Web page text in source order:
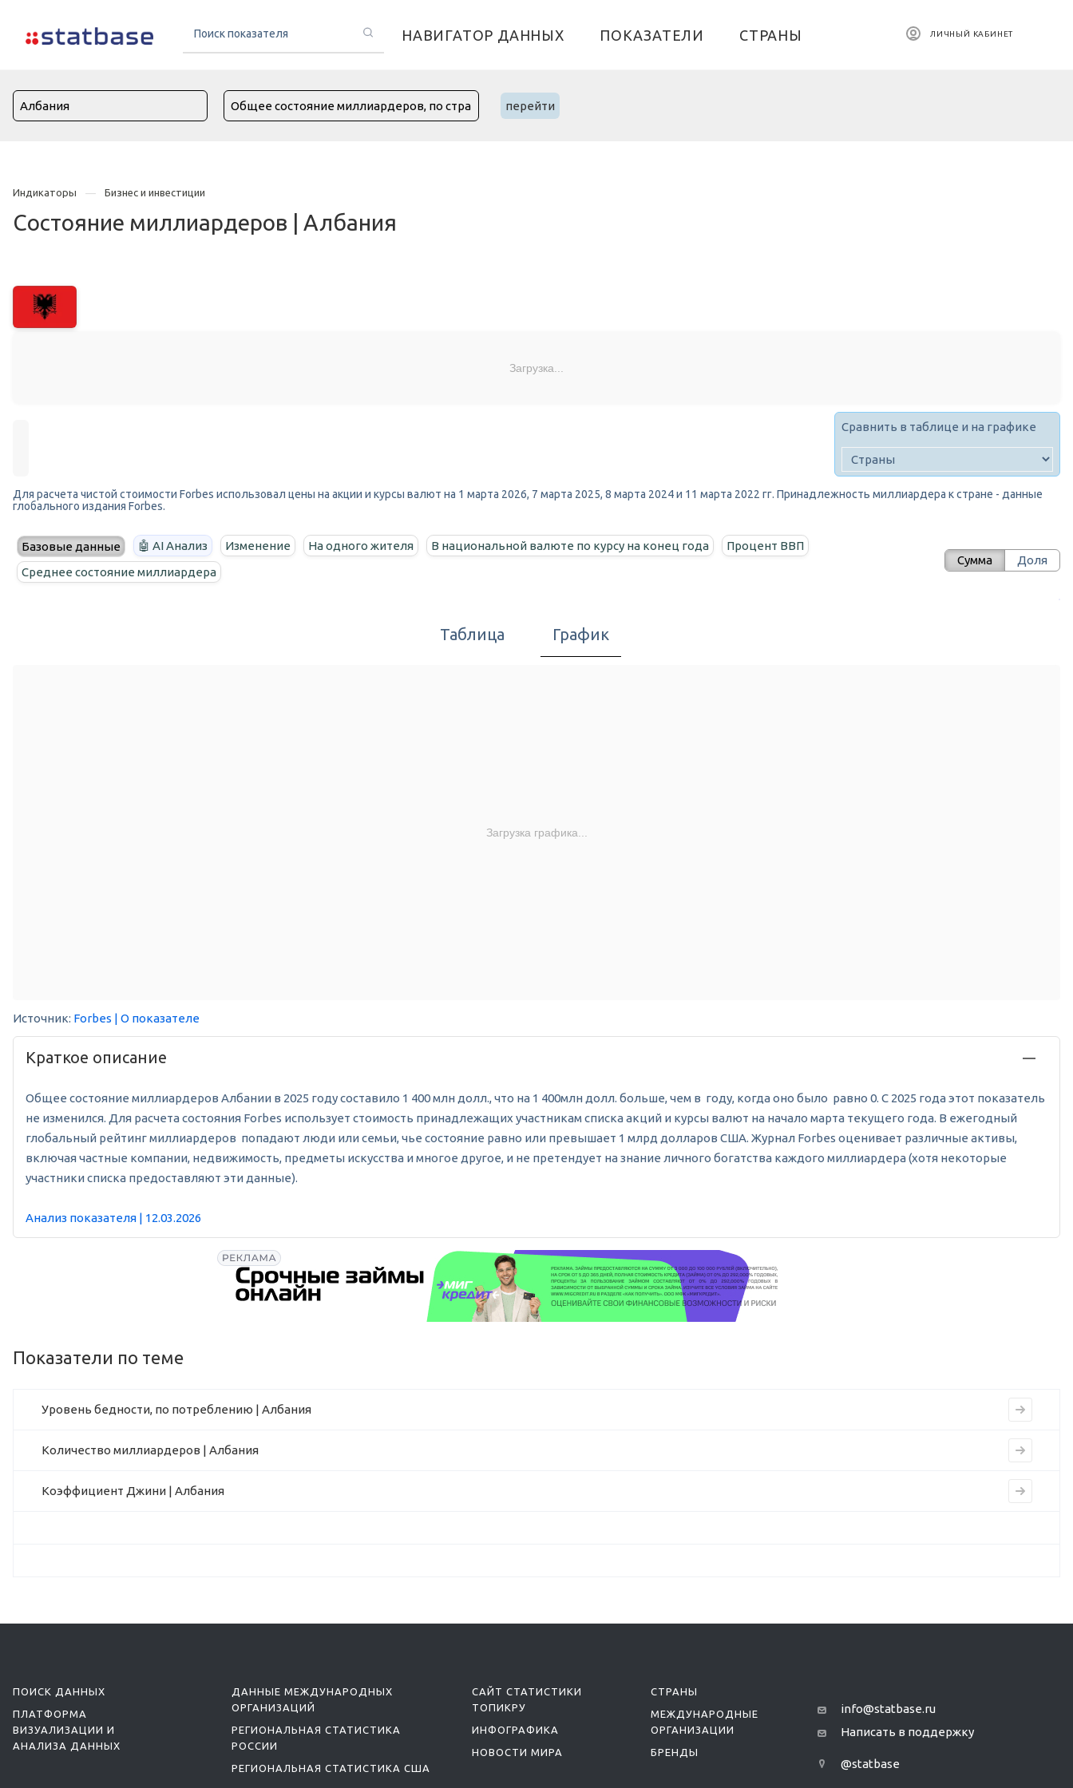
НАВИГАТОР ДАННЫХ ПОКАЗАТЕЛИ СТРАНЫ ЛИЧНЫЙ КАБИНЕТ
перейти
Индикаторы Бизнес и инвестиции
Состояние миллиардеров | Албания
Загрузка...
Сравнить в таблице и на графике
Для расчета чистой стоимости Forbes использовал цены на акции и курсы валют на 1 марта 2026, 7 марта 2025, 8 марта 2024 и 11 марта 2022 гг. Принадлежность миллиардера к стране - данные
глобального издания Forbes.
Базовые данные 🤖 AI Анализ Изменение На одного жителя В национальной валюте по курсу на конец года
Процент ВВП
Среднее состояние миллиардера
Сумма Доля
Таблица График
Загрузка графика...
Источник: Forbes | О показателе
Краткое описание
Общее состояние миллиардеров Албании в 2025 году составило 1 400 млн долл., что на 1 400млн долл. больше, чем в году, когда оно было равно 0. С 2025 года этот показатель
не изменился. Для расчета состояния Forbes использует стоимость принадлежащих участникам списка акций и курсы валют на начало марта текущего года. В ежегодный
глобальный рейтинг миллиардеров попадают люди или семьи, чье состояние равно или превышает 1 млрд долларов США. Журнал Forbes оценивает различные активы,
включая частные компании, недвижимость, предметы искусства и многое другое, и не претендует на знание личного богатства каждого миллиардера (хотя некоторые
участники списка предоставляют эти данные).
Анализ показателя | 12.03.2026
Показатели по теме
Уровень бедности, по потреблению | Албания
Количество миллиардеров | Албания
Коэффициент Джини | Албания
ПОИСК ДАННЫХ
ПЛАТФОРМА
ВИЗУАЛИЗАЦИИ И
АНАЛИЗА ДАННЫХ
ДАННЫЕ МЕЖДУНАРОДНЫХ
ОРГАНИЗАЦИЙ
РЕГИОНАЛЬНАЯ СТАТИСТИКА
РОССИИ
РЕГИОНАЛЬНАЯ СТАТИСТИКА США
САЙТ СТАТИСТИКИ
ТОПИКРУ
ИНФОГРАФИКА
НОВОСТИ МИРА
СТРАНЫ
МЕЖДУНАРОДНЫЕ
ОРГАНИЗАЦИИ
БРЕНДЫ
info@statbase.ru
Написать в поддержку
@statbase